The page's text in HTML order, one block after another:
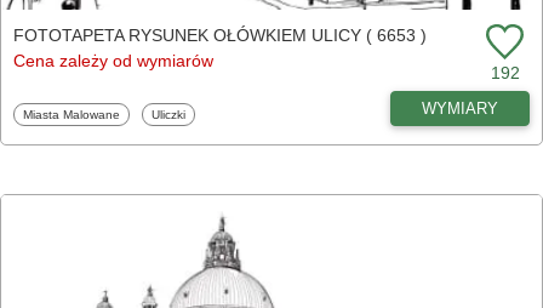
FOTOTAPETA RYSUNEK OŁÓWKIEM ULICY ( 6653 )
Cena zależy od wymiarów
192
Fototapety
Miasta Malowane Fototapety
Uliczki WYMIARY